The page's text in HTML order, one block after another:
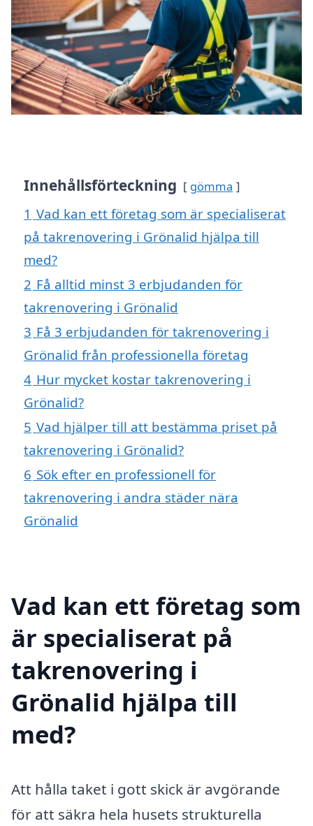
Innehållsförteckning gömma
1 Vad kan ett företag som är specialiserat
på takrenovering i Grönalid hjälpa till
med?
2 Få alltid minst 3 erbjudanden för
takrenovering i Grönalid
3 Få 3 erbjudanden för takrenovering i
Grönalid från professionella företag
4 Hur mycket kostar takrenovering i
Grönalid?
5 Vad hjälper till att bestämma priset på
takrenovering i Grönalid?
6 Sök efter en professionell för
takrenovering i andra städer nära
Grönalid
Vad kan ett företag som
är specialiserat på
takrenovering i
Grönalid hjälpa till
med?
Att hålla taket i gott skick är avgörande
för att säkra hela husets strukturella